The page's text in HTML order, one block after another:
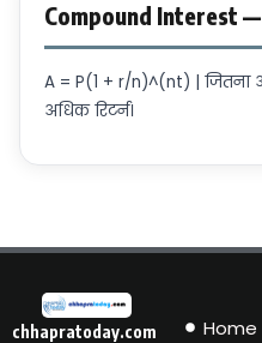
Compound Interest —
A = P(1 + r/n)^(nt) | जितना
अधिक रिटर्न।
chhapratoday.com
Home